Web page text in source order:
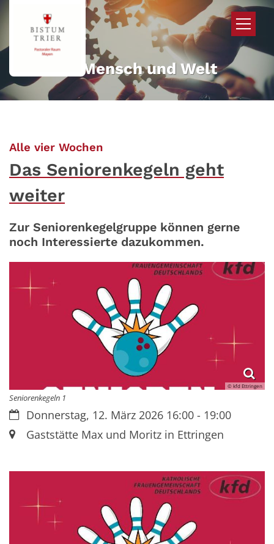
Zum Inhalt springen
Mehr für Mensch und Welt
Alle vier Wochen
Das Seniorenkegeln geht
weiter
Zur Seniorenkegelgruppe können gerne
noch Interessierte dazukommen.
© kfd Ettringen
Seniorenkegeln 1
Datum:Donnerstag, 12. März 2026 16:00 - 19:00
Ort:Gaststätte Max und Moritz in Ettringen